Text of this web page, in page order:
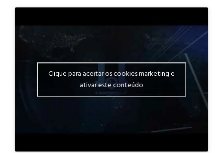
Clique para aceitar os cookies marketing e
ativar este conteúdo